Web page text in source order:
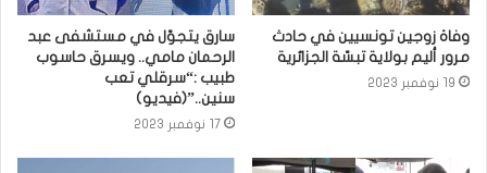
وفاة زوجين تونسيين في حادث
مرور أليم بولاية تبسّة الجزائرية
19 نوفمبر 2023
سارق يتجوّل في مستشفى عبد
الرحمان مامي.. ويسرق حاسوب
طبيب :“سرقلي تعب
سنين..”(فيديو)
17 نوفمبر 2023